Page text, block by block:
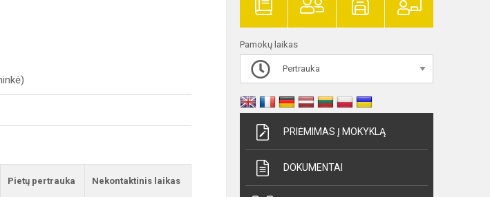
Pietų pertrauka Nekontaktinis laikas
Pamokų laikas
Pertrauka
PRIĖMIMAS Į MOKYKLĄ
DOKUMENTAI